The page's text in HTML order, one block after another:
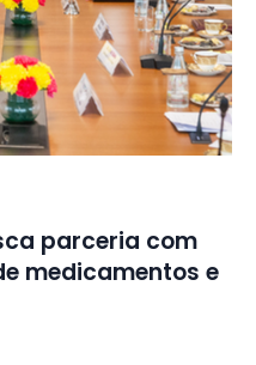
parceria com
medicamentos e